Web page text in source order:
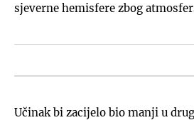
sjeverne hemisfere zbog
Učinak bi zacijelo bio manji u